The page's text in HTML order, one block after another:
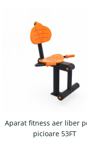
Aparat fitness aer liber
picioare 53FT